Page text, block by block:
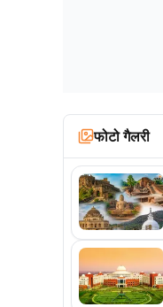
फोटो गैलरी